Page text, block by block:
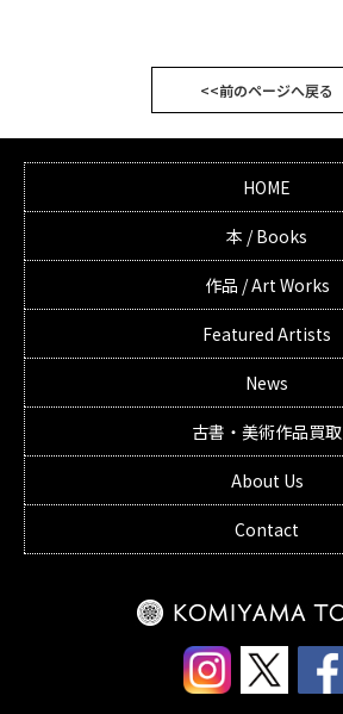
<<前のページへ戻る
HOME
本 / Books
作品 / Art Works
Featured Artists
News
古書・美術作品買取
About Us
Contact